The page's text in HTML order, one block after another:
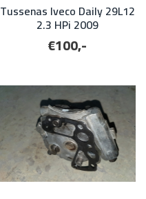
Tussenas Iveco Daily 29L12
2.3 HPi 2009
€100,-